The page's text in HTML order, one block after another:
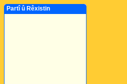
Partî û Rêxistin